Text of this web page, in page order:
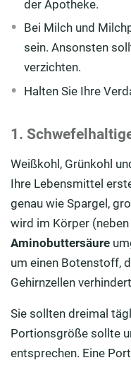
der Apotheke.
Bei Milch und
sein. Ansonsten
verzichten.
Halten Sie Ihre
1.
Weißkohl, Grünkohl
Ihre Lebensmittel
genau wie Spargel,
wird im Körper
Aminobuttersäure
um einen Botenstoff,
Gehirnzellen
Sie sollten dreimal
Portionsgröße sollte
entsprechen. Eine